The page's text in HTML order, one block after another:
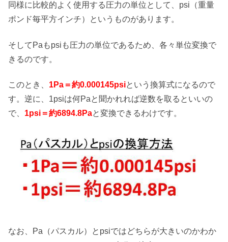
同様に比較的よく使用する圧力の単位として、psi（重量
ポンド毎平方インチ）というものがあります。
そしてPaもpsiも圧力の単位であるため、各々単位変換で
きるのです。
このとき、 1Pa＝約0.000145psiという換算式になるので
す。逆に、1psiは何Paと聞かれれば逆数を取るといいの
で、 1psi＝約6894.8Paと変換できるわけです。
なお、Pa（パスカル）とpsiではどちらが大きいのかわか